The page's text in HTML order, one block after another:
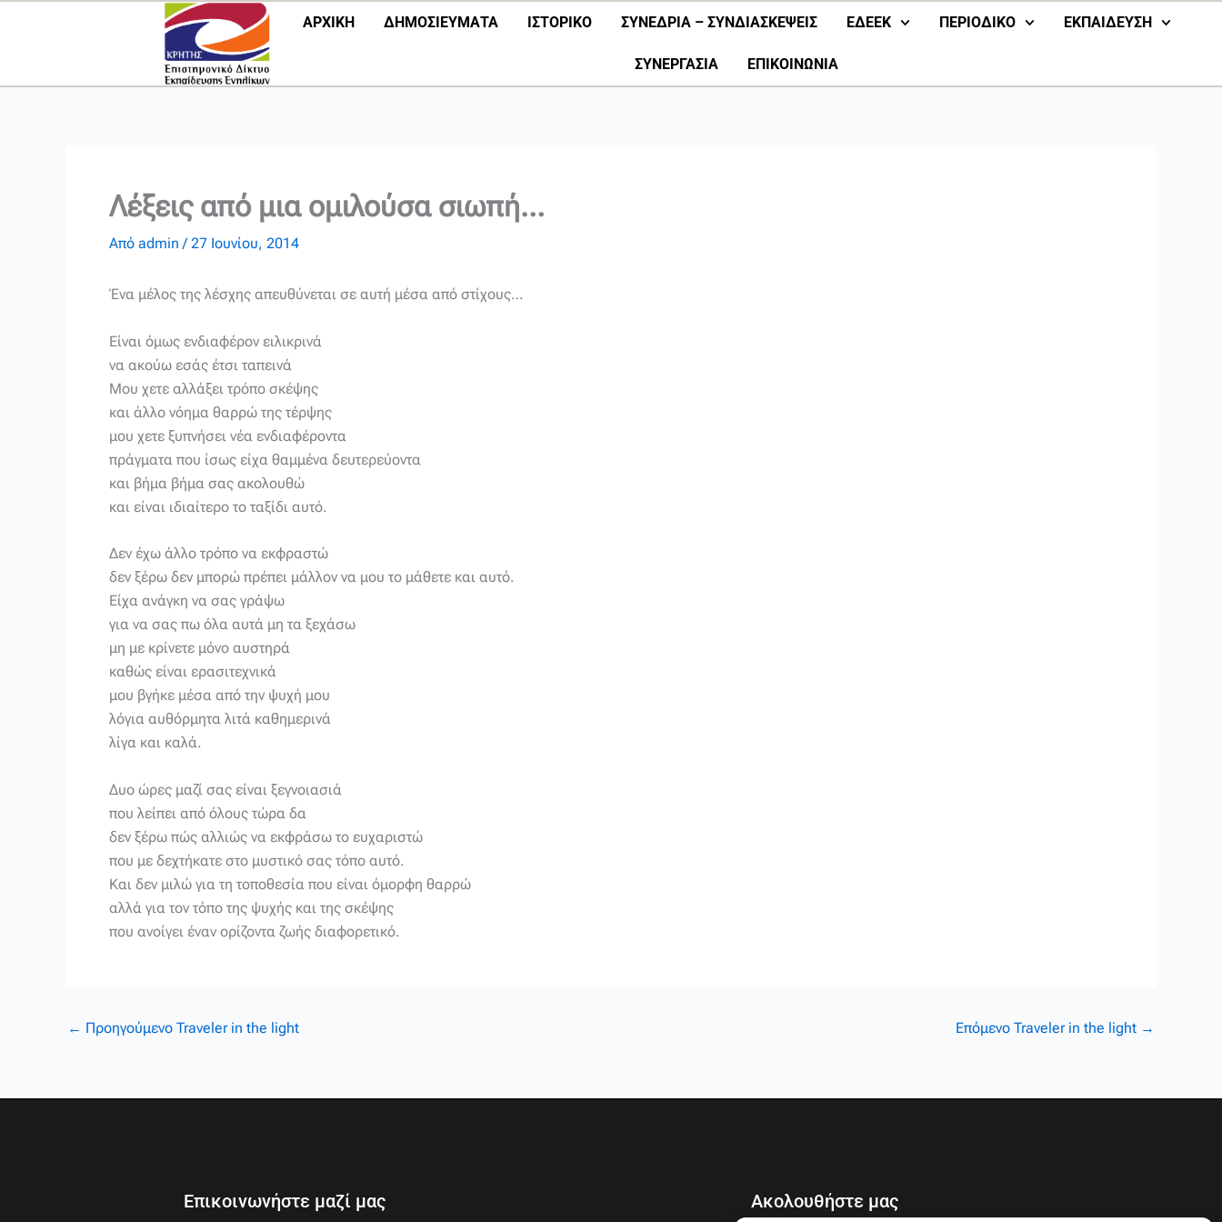
ΑΡΧΙΚΗ ΔΗΜΟΣΙΕΎΜΑΤΑ ΙΣΤΟΡΙΚΟ ΣΥΝΕΔΡΙΑ – ΣΥΝΔΙΑΣΚΕΨΕΙΣ ΕΔΕΕΚ ΠΕΡΙΟΔΙΚΟ ΕΚΠΑΙΔΕΥΣΗ
ΣΥΝΕΡΓΑΣΊΑ ΕΠΙΚΟΙΝΩΝΙΑ
Λέξεις από μια ομιλούσα σιωπή…
Από admin/27 Ιουνίου, 2014
Ένα μέλος της λέσχης απευθύνεται σε αυτή μέσα από στίχους…
Είναι όμως ενδιαφέρον ειλικρινά
να ακούω εσάς έτσι ταπεινά
Μου χετε αλλάξει τρόπο σκέψης
και άλλο νόημα θαρρώ της τέρψης
μου χετε ξυπνήσει νέα ενδιαφέροντα
πράγματα που ίσως είχα θαμμένα δευτερεύοντα
και βήμα βήμα σας ακολουθώ
και είναι ιδιαίτερο το ταξίδι αυτό.
Δεν έχω άλλο τρόπο να εκφραστώ
δεν ξέρω δεν μπορώ πρέπει μάλλον να μου το μάθετε και αυτό.
Είχα ανάγκη να σας γράψω
για να σας πω όλα αυτά μη τα ξεχάσω
μη με κρίνετε μόνο αυστηρά
καθώς είναι ερασιτεχνικά
μου βγήκε μέσα από την ψυχή μου
λόγια αυθόρμητα λιτά καθημερινά
λίγα και καλά.
Δυο ώρες μαζί σας είναι ξεγνοιασιά
που λείπει από όλους τώρα δα
δεν ξέρω πώς αλλιώς να εκφράσω το ευχαριστώ
που με δεχτήκατε στο μυστικό σας τόπο αυτό.
Και δεν μιλώ για τη τοποθεσία που είναι όμορφη θαρρώ
αλλά για τον τόπο της ψυχής και της σκέψης
που ανοίγει έναν ορίζοντα ζωής διαφορετικό.
← Προηγούμενο Traveler in the light Επόμενο Traveler in the light →
Επικοινωνήστε μαζί μας Ακολουθήστε μας